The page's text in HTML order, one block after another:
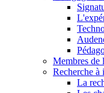
Membres de
Recherche à
La